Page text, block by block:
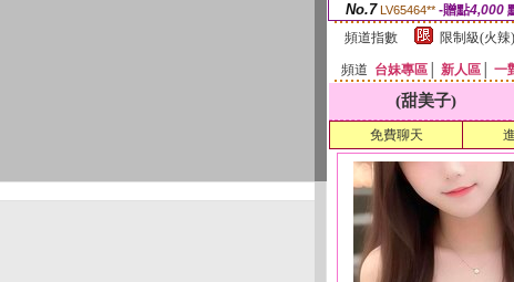
No.7 LV65464** -贈點4,000
頻道指數
限制級(火辣)
頻道 台妹專區 新人區 一
(甜美子)
免費聊天